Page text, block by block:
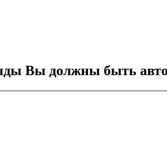
Вы должны быть